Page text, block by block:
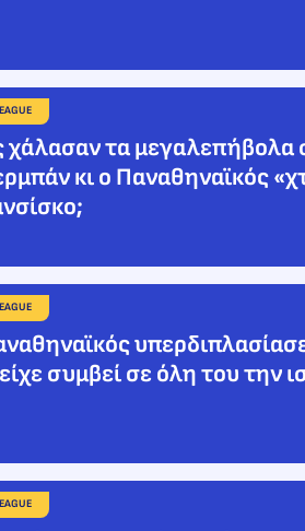
τα μεγαλεπήβολα
κι ο Παναθηναϊκός
συμβεί σε όλη του την